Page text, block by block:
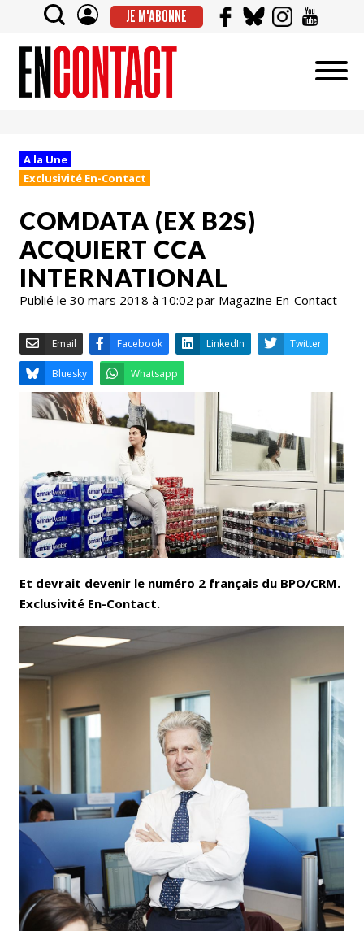
JE M'ABONNE
A la Une
Exclusivité En-Contact
COMDATA (EX B2S)
ACQUIERT CCA
INTERNATIONAL
Publié le 30 mars 2018 à 10:02 par Magazine En-Contact
Email Facebook LinkedIn
Whatsapp
Et devrait devenir le numéro 2 français du BPO/CRM.
Exclusivité En-Contact.